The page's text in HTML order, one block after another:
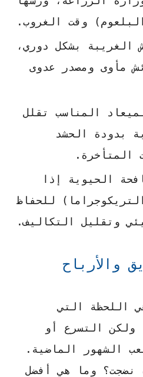
وقت الغروب.
الغريبة بشكل دوري،
مأوى ومصدر عدوى
المناسب تقلل
بدودة الحشد
المتأخرة.
الحيوية إذا
للحفاظ
وتقليل التكاليف.
والأرباح
اللحظة التي
ولكن التسرع أو
الشهور الماضية.
نضجت؟ وما هي أفضل